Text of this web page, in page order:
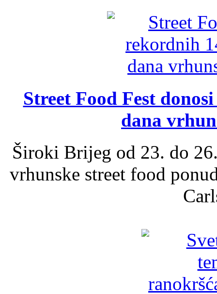
Street Food Fest
dana
Široki Brijeg od 23. do
vrhunske street food